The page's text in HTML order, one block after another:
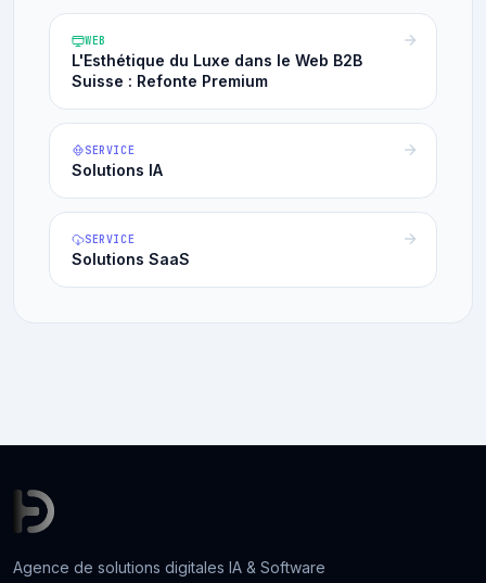
WEB
L'Esthétique du Luxe dans le Web B2B
Suisse : Refonte Premium
SERVICE
Solutions IA
SERVICE
Solutions SaaS
Agence de solutions digitales IA & Software